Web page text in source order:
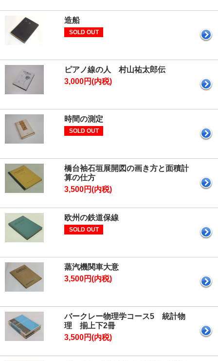
造船
SOLD OUT
ピアノ線の人 村山祐太郎伝
3,000円(内税)
時間の測定
SOLD OUT
橋台袖石垣展開図の画き方と面積計
算の仕方
3,500円(内税)
欧州の鉄道保線
SOLD OUT
蒸汽機関車大意
3,500円(内税)
バークレー物理学コース5 統計物
理 揃上下2冊
3,500円(内税)